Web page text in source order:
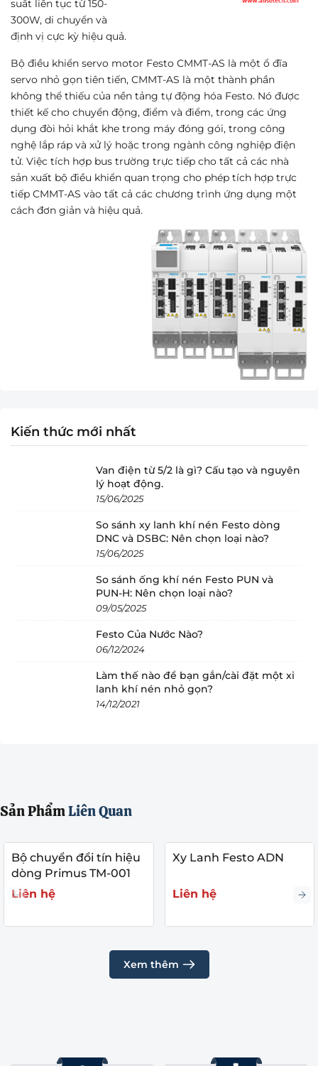
suất liên tục từ 150-
300W, di chuyển và
định vị cực kỳ hiệu quả.
Bộ điều khiển servo motor Festo CMMT-AS là một ổ đĩa
servo nhỏ gọn tiên tiến, CMMT-AS là một thành phần
không thể thiếu của nền tảng tự động hóa Festo. Nó được
thiết kế cho chuyển động, điểm và điểm, trong các ứng
dụng đòi hỏi khắt khe trong máy đóng gói, trong công
nghệ lắp ráp và xử lý hoặc trong ngành công nghiệp điện
tử. Việc tích hợp bus trường trực tiếp cho tất cả các nhà
sản xuất bộ điều khiển quan trọng cho phép tích hợp trực
tiếp CMMT-AS vào tất cả các chương trình ứng dụng một
cách đơn giản và hiệu quả.
Kiến thức mới nhất
Van điện từ 5/2 là gì? Cấu tạo và nguyên
lý hoạt động.
15/06/2025
So sánh xy lanh khí nén Festo dòng
DNC và DSBC: Nên chọn loại nào?
15/06/2025
So sánh ống khí nén Festo PUN và
PUN-H: Nên chọn loại nào?
09/05/2025
Festo Của Nước Nào?
06/12/2024
Làm thế nào để bạn gắn/cài đặt một xi
lanh khí nén nhỏ gọn?
14/12/2021
Sản PhẩmLiên Quan
Bộ chuyển đổi tín hiệu
dòng Primus TM-001
Liên hệ
Xy Lanh Festo ADN
Liên hệ
Xem thêm